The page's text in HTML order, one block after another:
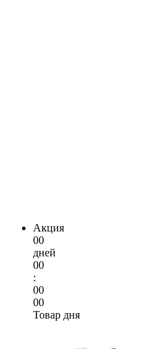
Акция
00
дней
00
:
00
00
Товар дня